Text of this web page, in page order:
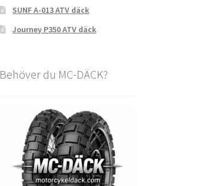
SUNF A-013 ATV däck
Journey P350 ATV däck
Behöver du MC-DÄCK?